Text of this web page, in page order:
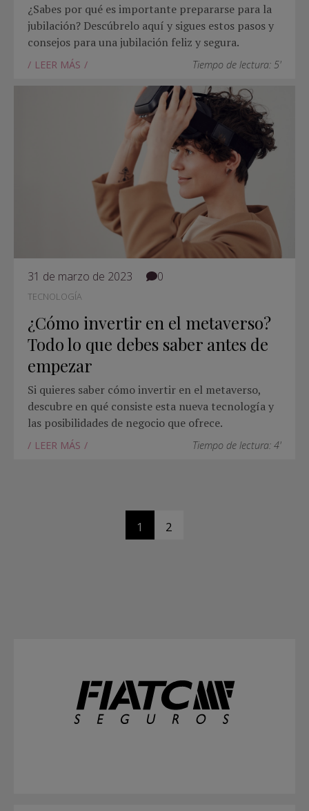
¿Sabes por qué es importante prepararse para la
jubilación? Descúbrelo aquí y sigues estos pasos y
consejos para una jubilación feliz y segura.
LEER MÁS Tiempo de lectura: 5'
31 de marzo de 2023 0
TECNOLOGÍA
¿Cómo invertir en el metaverso?
Todo lo que debes saber antes de
empezar
Si quieres saber cómo invertir en el metaverso,
descubre en qué consiste esta nueva tecnología y
las posibilidades de negocio que ofrece.
LEER MÁS Tiempo de lectura: 4'
1 2